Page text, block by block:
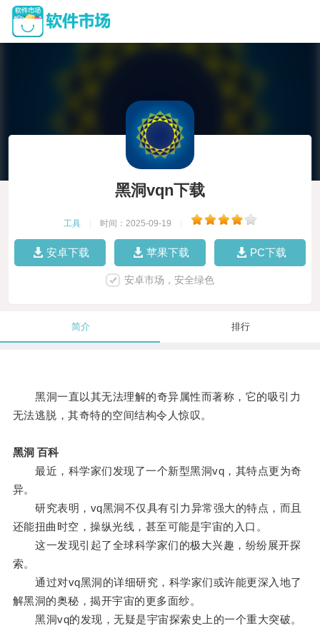
黑洞vqn下载
工具 时间：2025-09-19
安卓下载 苹果下载 PC下载
安卓市场，安全绿色
简介 排行
黑洞一直以其无法理解的奇异属性而著称，它的吸引力
无法逃脱，其奇特的空间结构令人惊叹。
黑洞 百科
最近，科学家们发现了一个新型黑洞vq，其特点更为奇
异。
研究表明，vq黑洞不仅具有引力异常强大的特点，而且
还能扭曲时空，操纵光线，甚至可能是宇宙的入口。
这一发现引起了全球科学家们的极大兴趣，纷纷展开探
索。
通过对vq黑洞的详细研究，科学家们或许能更深入地了
解黑洞的奥秘，揭开宇宙的更多面纱。
黑洞vq的发现，无疑是宇宙探索史上的一个重大突破。